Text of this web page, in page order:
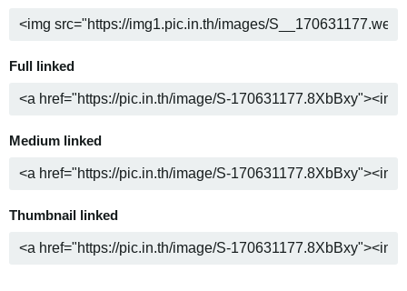
Full linked
Medium linked
Thumbnail linked